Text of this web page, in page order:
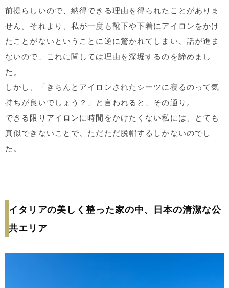
前提らしいので、納得できる理由を得られたことがありま
せん。それより、私が一度も靴下や下着にアイロンをかけ
たことがないということに逆に驚かれてしまい、話が進ま
ないので、これに関しては理由を深堀するのを諦めまし
た。
しかし、「きちんとアイロンされたシーツに寝るのって気
持ちが良いでしょう？」と言われると、その通り。
できる限りアイロンに時間をかけたくない私には、とても
真似できないことで、ただただ脱帽するしかないのでし
た。
イタリアの美しく整った家の中、日本の清潔な公
共エリア